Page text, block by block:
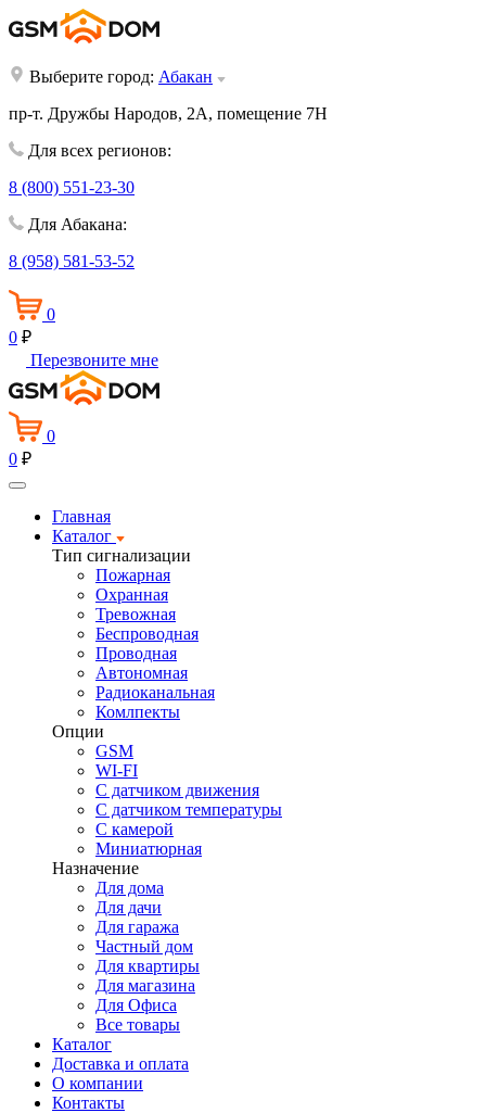
Выберите город: Абакан
пр-т. Дружбы Народов, 2А, помещение 7Н
Для всех регионов:
8 (800) 551-23-30
Для Абакана:
8 (958) 581-53-52
0
0 ₽
Перезвоните мне
0
0 ₽
Главная
Каталог
Тип сигнализации
Пожарная
Охранная
Тревожная
Беспроводная
Проводная
Автономная
Радиоканальная
Комлпекты
Опции
GSM
WI-FI
С датчиком движения
С датчиком температуры
С камерой
Миниатюрная
Назначение
Для дома
Для дачи
Для гаража
Частный дом
Для квартиры
Для магазина
Для Офиса
Все товары
Каталог
Доставка и оплата
О компании
Контакты